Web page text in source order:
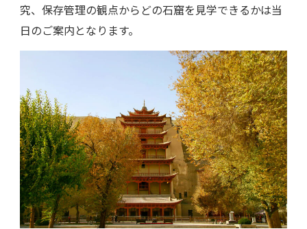
究、保存管理の観点からどの石窟を見学できるかは当
日のご案内となります。